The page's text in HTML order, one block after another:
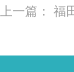
上一篇： 福